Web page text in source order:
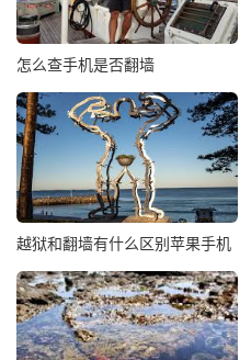
怎么查手机是否翻墙
越狱和翻墙有什么区别苹果手机